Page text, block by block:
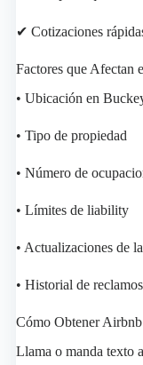
✔ Cotizaciones
Factores que Afectan
• Ubicación en
• Tipo de propiedad
• Número de
• Límites de liability
• Actualizaciones de
• Historial de reclamos
Cómo Obtener
Llama o manda texto